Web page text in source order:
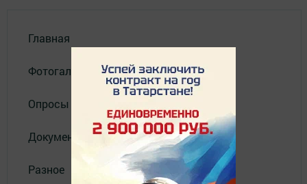
Главная
Фотогалереи
Опросы
Документы филиала
Разное